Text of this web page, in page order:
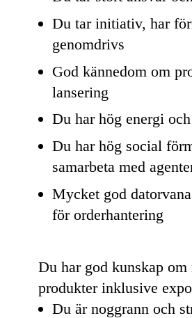
Du tar initiativ, har
genomdrivs
God kännedom om
lansering
Du har hög energi
Du har hög social
samarbeta med
Mycket god
för orderhantering
Du har god kunskap
produkter inklusive
Du är noggrann och